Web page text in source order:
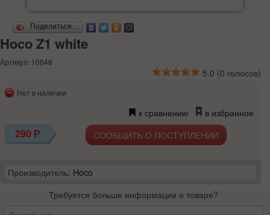
Поделиться…
Hoco Z1 white
Артикул: 10648
5.0 (0 голосов)
Нет в наличии
к сравнению в избранное
290 Р СООБЩИТЬ О ПОСТУПЛЕНИИ
Производитель: Hoco
Требуется больше информации о товаре?